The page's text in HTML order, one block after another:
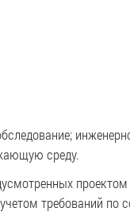
среду.
проектом
требований